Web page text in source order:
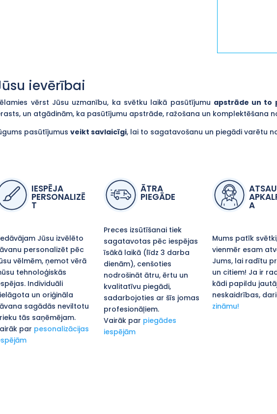
ievērībai
vērst Jūsu uzmanību, ka svētku laikā pasūtījumu apstrāde un to
un atgādinām, ka pasūtījumu apstrāde, ražošana un komplektēšana
pasūtījumusveikt savlaicīgi, lai to sagatavošanu un piegādi varētu
IESPĒJA
PERSONALIZĒ
T
Jūsu izvēlēto
personalizēt pēc
vēlmēm, ņemot vērā
tehnoloģiskās
Individuāli
un oriģināla
sagādās neviltotu
tās saņēmējam.
par pesonalizācijas
ĀTRA
PIEGĀDE
Preces izsūtīšanai tiek
sagatavotas pēc iespējas
īsākā laikā (līdz 3 darba
dienām), cenšoties
nodrošināt ātru, ērtu un
kvalitatīvu piegādi,
sadarbojoties ar šīs jomas
profesionāļiem.
Vairāk par piegādes
iespējām
A
Mums patīk
vienmēr esam
Jums, lai radītu
un citiem! Ja ir
kādi papildu
neskaidrības,
zināmu!